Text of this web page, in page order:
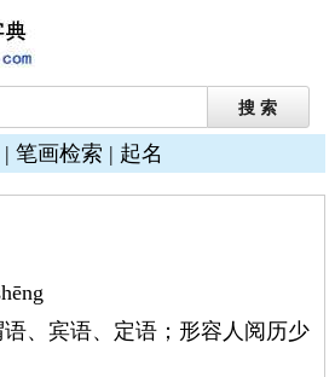
| 笔画检索 | 起名
、宾语、定语；形容人阅历少